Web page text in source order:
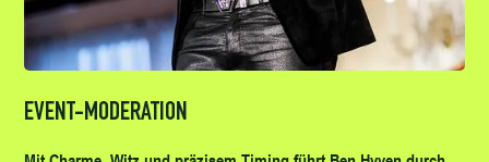
EVENT-MODERATION